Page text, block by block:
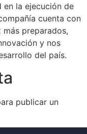
en la ejecución de
cuenta con
preparados,
y nos
del país.
publicar un